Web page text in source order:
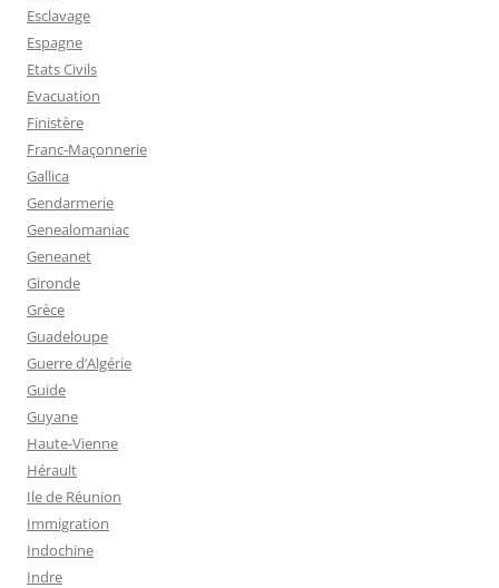
Esclavage
Espagne
Etats Civils
Evacuation
Finistère
Franc-Maçonnerie
Gallica
Gendarmerie
Genealomaniac
Geneanet
Gironde
Grèce
Guadeloupe
Guerre d’Algérie
Guide
Guyane
Haute-Vienne
Hérault
Ile de Réunion
Immigration
Indochine
Indre